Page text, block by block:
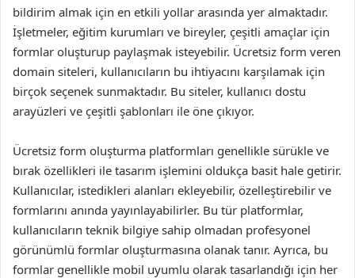
bildirim almak için en etkili yollar arasında yer almaktadır.
İşletmeler, eğitim kurumları ve bireyler, çeşitli amaçlar için
formlar oluşturup paylaşmak isteyebilir. Ücretsiz form veren
domain siteleri, kullanıcıların bu ihtiyacını karşılamak için
birçok seçenek sunmaktadır. Bu siteler, kullanıcı dostu
arayüzleri ve çeşitli şablonları ile öne çıkıyor.
Ücretsiz form oluşturma platformları genellikle sürükle ve
bırak özellikleri ile tasarım işlemini oldukça basit hale getirir.
Kullanıcılar, istedikleri alanları ekleyebilir, özelleştirebilir ve
formlarını anında yayınlayabilirler. Bu tür platformlar,
kullanıcıların teknik bilgiye sahip olmadan profesyonel
görünümlü formlar oluşturmasına olanak tanır. Ayrıca, bu
formlar genellikle mobil uyumlu olarak tasarlandığı için her